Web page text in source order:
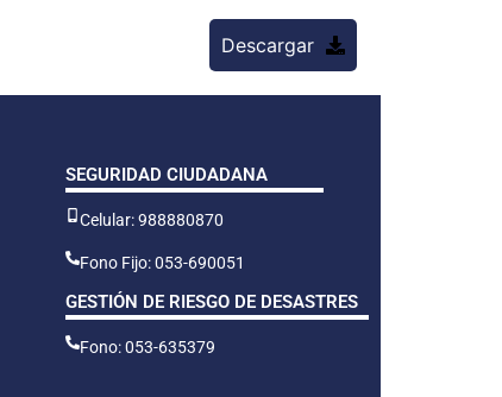
Descargar
SEGURIDAD CIUDADANA
Celular: 988880870
Fono Fijo: 053-690051
GESTIÓN DE RIESGO DE DESASTRES
Fono: 053-635379